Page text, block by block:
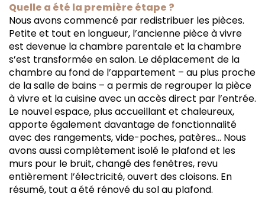
Quelle a été la première étape ?
Nous avons commencé par redistribuer les pièces.
Petite et tout en longueur, l’ancienne pièce à vivre
est devenue la chambre parentale et la chambre
s’est transformée en salon. Le déplacement de la
chambre au fond de l’appartement – au plus proche
de la salle de bains – a permis de regrouper la pièce
à vivre et la cuisine avec un accès direct par l’entrée.
Le nouvel espace, plus accueillant et chaleureux,
apporte également davantage de fonctionnalité
avec des rangements, vide-poches, patères… Nous
avons aussi complètement isolé le plafond et les
murs pour le bruit, changé des fenêtres, revu
entièrement l’électricité, ouvert des cloisons. En
résumé, tout a été rénové du sol au plafond.